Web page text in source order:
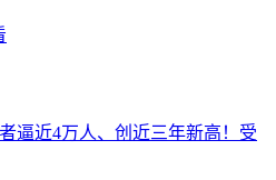
逼近4万人、创近三年新高！受